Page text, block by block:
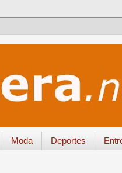
Moda Deportes